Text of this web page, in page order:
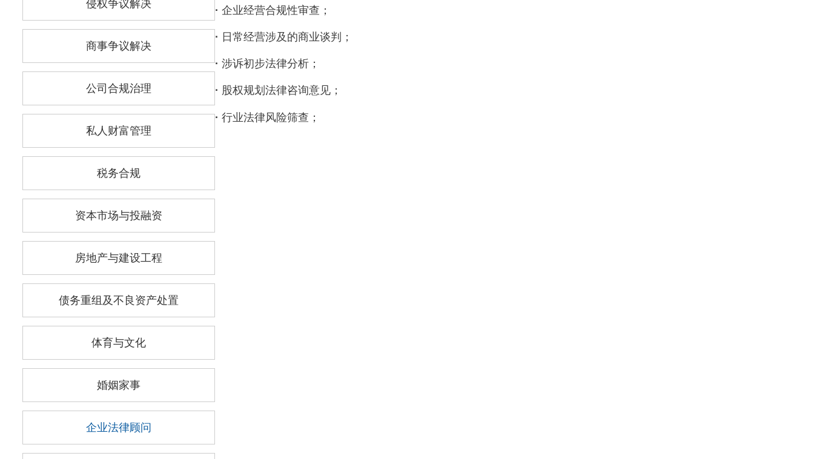
侵权争议解决
商事争议解决
公司合规治理
私人财富管理
税务合规
资本市场与投融资
房地产与建设工程
债务重组及不良资产处置
体育与文化
婚姻家事
企业法律顾问
· 企业经营合规性审查；
· 日常经营涉及的商业谈判；
· 涉诉初步法律分析；
· 股权规划法律咨询意见；
· 行业法律风险筛查；